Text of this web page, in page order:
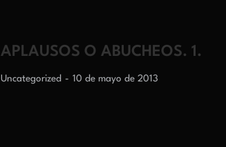
APLAUSOS O ABUCHEOS. 1.
Uncategorized 10 de mayo de 2013